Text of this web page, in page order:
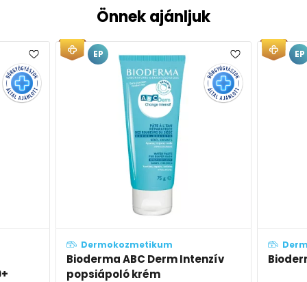
Önnek ajánljuk
Dermokozmetikum
Bioderma ABC Derm Intenzív
popsiápoló krém
EP EP